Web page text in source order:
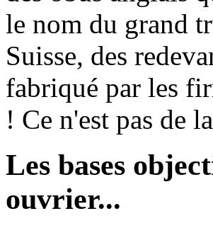
le nom du grand
Suisse, des
fabriqué par les
! Ce n'est pas de
Les bases
ouvrier...